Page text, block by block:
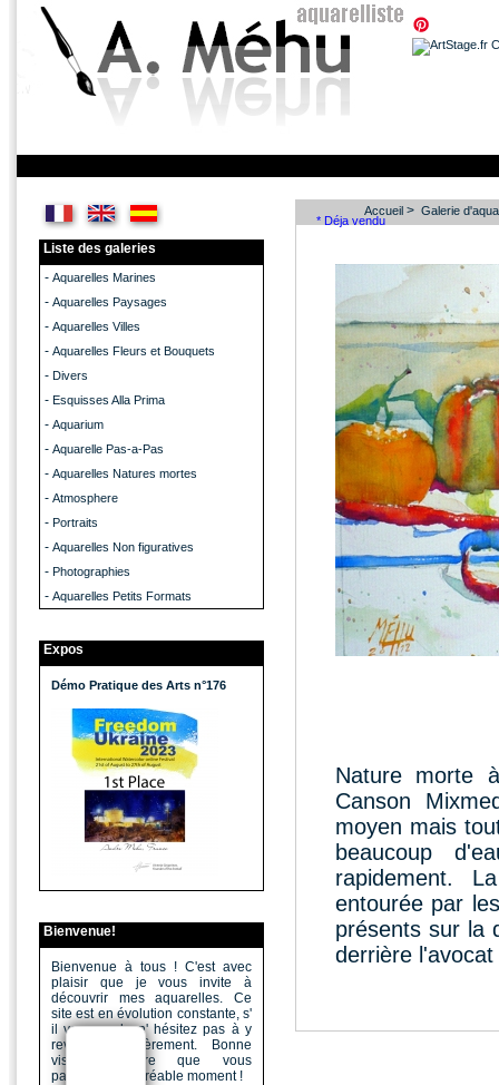
Liste des galeries
- Aquarelles Marines
- Aquarelles Paysages
- Aquarelles Villes
- Aquarelles Fleurs et Bouquets
- Divers
- Esquisses Alla Prima
- Aquarium
- Aquarelle Pas-a-Pas
- Aquarelles Natures mortes
- Atmosphere
- Portraits
- Aquarelles Non figuratives
- Photographies
- Aquarelles Petits Formats
Expos
Démo Pratique des Arts n°176
Bienvenue!
Bienvenue à tous ! C'est avec
plaisir que je vous invite à
découvrir mes aquarelles. Ce
site est en évolution constante, s'
il vous a plu n' hésitez pas à y
revenir régulièrement. Bonne
visite, j'espère que vous
passerez un agréable moment !
Accueil> Galerie
* Déja vendu
Nature morte
Canson
moyen mais
beaucoup
rapidement.
entourée par
présents sur la
derrière